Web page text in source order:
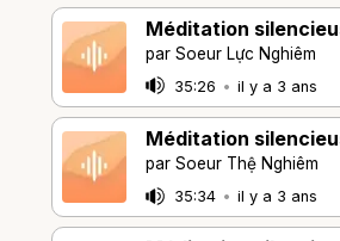
Méditation
par Soeur Lực Nghiêm
35:26 • il y a 3 ans
Méditation
par Soeur Thệ Nghiêm
35:34 • il y a 3 ans